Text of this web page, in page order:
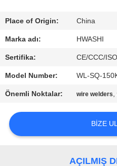
ULAŞIN
HABERLER
VAKALAR
BLOG
Place of Origin: China
Marka adı: HWASHI
Sertifika: CE/CCC/ISO
Model Number: WL-SQ-
Önemli Noktalar: wire welders,
BIZE
AÇILMIŞ